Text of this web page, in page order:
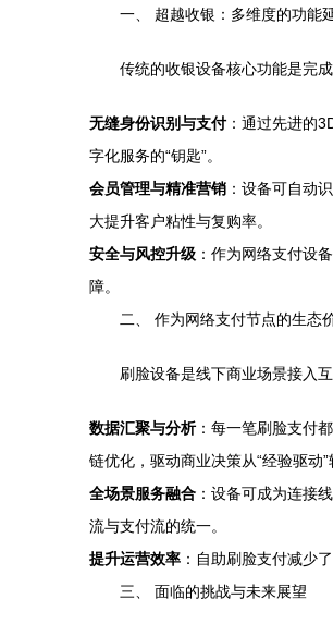
一、 超越收银：多维度的功能
传统的收银设备核心功能是完
无缝身份识别与支付：通过先进的
字化服务的“钥匙”。
会员管理与精准营销 ：设备可自动
大提升客户粘性与复购率。
安全与风控升级 ：作为网络支付设
障。
二、 作为网络支付节点的生态
刷脸设备是线下商业场景接入
数据汇聚与分析：每一笔刷脸支付
链优化，驱动商业决策从“经验驱动”
全场景服务融合 ：设备可成为连接
流与支付流的统一。
提升运营效率 ：自助刷脸支付减少
三、 面临的挑战与未来展望